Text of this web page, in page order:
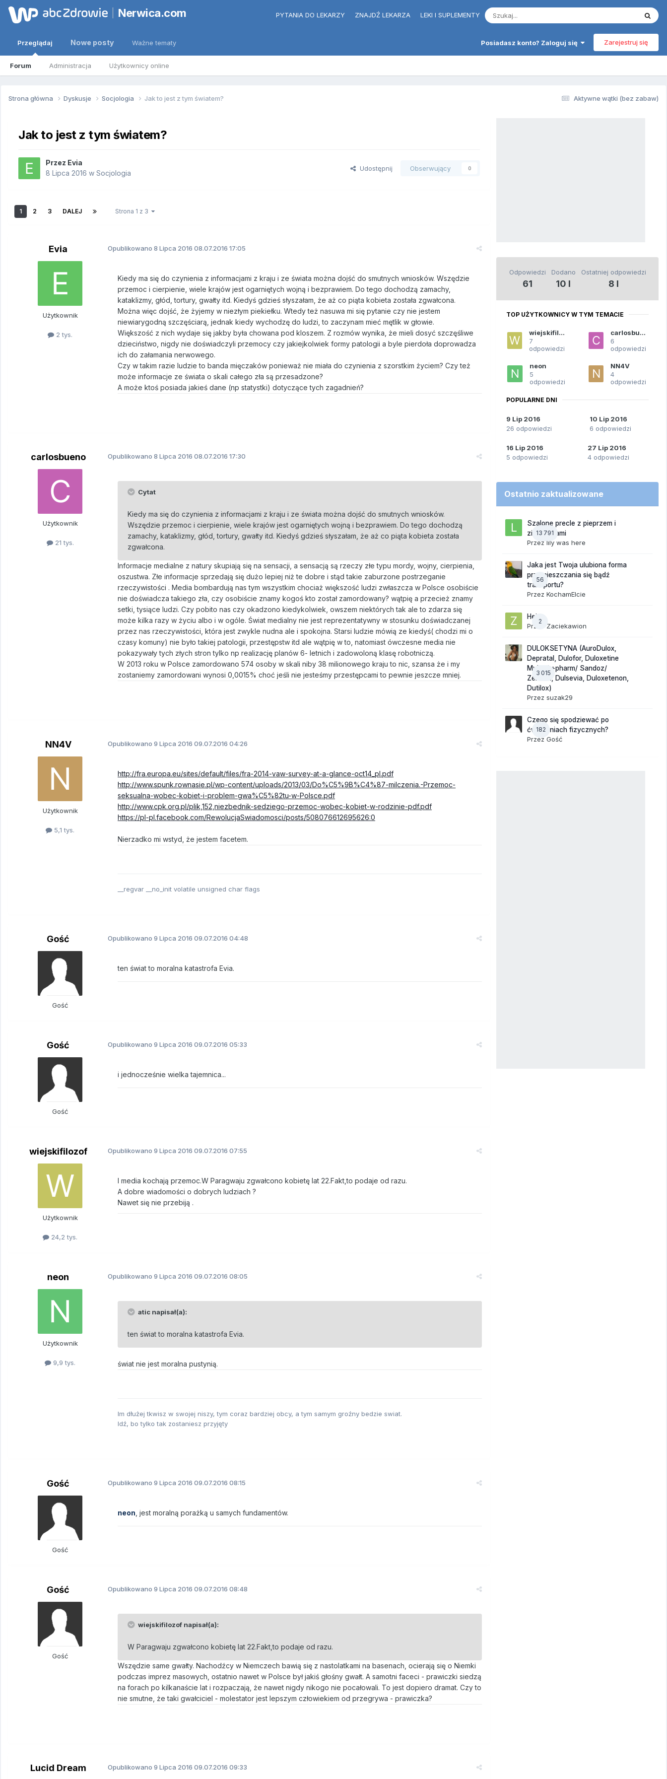
Nerwica.com PYTANIA DO LEKARZY ZNAJDŹ LEKARZA LEKI I SUPLEMENTY
Posiadasz konto? Zaloguj się Zarejestruj się
Przeglądaj
Forum Administracja Użytkownicy online
Nowe posty Ważne tematy
Aktywne wątki (bez zabaw)
Strona główna Dyskusje Socjologia Jak to jest z tym światem?
Jak to jest z tym światem?
Przez Evia
8 Lipca 2016 w Socjologia
Udostępnij Obserwujący 0
1 2 3 DALEJ Strona 1 z 3
Evia
Użytkownik
2 tys.
Opublikowano 8 Lipca 2016 08.07.2016 17:05
Kiedy ma się do czynienia z informacjami z kraju i ze świata można dojść do smutnych wniosków. Wszędzie
przemoc i cierpienie, wiele krajów jest ogarniętych wojną i bezprawiem. Do tego dochodzą zamachy,
kataklizmy, głód, tortury, gwałty itd. Kiedyś gdzieś słyszałam, że aż co piąta kobieta została zgwałcona.
Można więc dojść, że żyjemy w niezłym piekiełku. Wtedy też nasuwa mi się pytanie czy nie jestem
niewiarygodną szczęściarą, jednak kiedy wychodzę do ludzi, to zaczynam mieć mętlik w głowie.
Większość z nich wydaje się jakby była chowana pod kloszem. Z rozmów wynika, że mieli dosyć szczęśliwe
dzieciństwo, nigdy nie doświadczyli przemocy czy jakiejkolwiek formy patologii a byle pierdoła doprowadza
ich do załamania nerwowego.
Czy w takim razie ludzie to banda mięczaków ponieważ nie miała do czynienia z szorstkim życiem? Czy też
może informacje ze świata o skali całego zła są przesadzone?
A może ktoś posiada jakieś dane (np statystki) dotyczące tych zagadnień?
carlosbueno
Użytkownik
21 tys.
Opublikowano 8 Lipca 2016 08.07.2016 17:30
Cytat
Kiedy ma się do czynienia z informacjami z kraju i ze świata można dojść do smutnych wniosków.
Wszędzie przemoc i cierpienie, wiele krajów jest ogarniętych wojną i bezprawiem. Do tego dochodzą
zamachy, kataklizmy, głód, tortury, gwałty itd. Kiedyś gdzieś słyszałam, że aż co piąta kobieta została
zgwałcona.
Informacje medialne z natury skupiają się na sensacji, a sensacją są rzeczy złe typu mordy, wojny, cierpienia,
oszustwa. Złe informacje sprzedają się dużo lepiej niż te dobre i stąd takie zaburzone postrzeganie
rzeczywistości . Media bombardują nas tym wszystkim chociaż większość ludzi zwłaszcza w Polsce osobiście
nie doświadcza takiego zła, czy osobiście znamy kogoś kto został zamordowany? wątpię a przecież znamy
setki, tysiące ludzi. Czy pobito nas czy okadzono kiedykolwiek, owszem niektórych tak ale to zdarza się
może kilka razy w życiu albo i w ogóle. Świat medialny nie jest reprezentatywny w stosunku doświadczanej
przez nas rzeczywistości, która jest zwykle nudna ale i spokojna. Starsi ludzie mówią ze kiedyś( chodzi mi o
czasy komuny) nie było takiej patologii, przestępstw itd ale wątpię w to, natomiast ówczesne media nie
pokazywały tych złych stron tylko np realizację planów 6- letnich i zadowoloną klasę robotniczą.
W 2013 roku w Polsce zamordowano 574 osoby w skali niby 38 milionowego kraju to nic, szansa że i my
zostaniemy zamordowani wynosi 0,0015% choć jeśli nie jesteśmy przestępcami to pewnie jeszcze mniej.
NN4V
Użytkownik
5,1 tys.
Opublikowano 9 Lipca 2016 09.07.2016 04:26
http://fra.europa.eu/sites/default/files/fra-2014-vaw-survey-at-a-glance-oct14_pl.pdf
http://www.spunk.rownasie.pl/wp-content/uploads/2013/03/Do%C5%9B%C4%87-milczenia.-Przemoc-
seksualna-wobec-kobiet-i-problem-gwa%C5%82tu-w-Polsce.pdf
http://www.cpk.org.pl/plik,152,niezbednik-sedziego-przemoc-wobec-kobiet-w-rodzinie-pdf.pdf
https://pl-pl.facebook.com/RewolucjaSwiadomosci/posts/508076612695626:0
Nierzadko mi wstyd, że jestem facetem.
__regvar __no_init volatile unsigned char flags
Gość
Gość
Opublikowano 9 Lipca 2016 09.07.2016 04:48
ten świat to moralna katastrofa Evia.
Gość
Gość
Opublikowano 9 Lipca 2016 09.07.2016 05:33
i jednocześnie wielka tajemnica...
wiejskifilozof
Użytkownik
24,2 tys.
Opublikowano 9 Lipca 2016 09.07.2016 07:55
I media kochają przemoc.W Paragwaju zgwałcono kobietę lat 22.Fakt,to podaje od razu.
A dobre wiadomości o dobrych ludziach ?
Nawet się nie przebiją .
neon
Użytkownik
9,9 tys.
Opublikowano 9 Lipca 2016 09.07.2016 08:05
atic napisał(a):
ten świat to moralna katastrofa Evia.
świat nie jest moralna pustynią.
Im dłużej tkwisz w swojej niszy, tym coraz bardziej obcy, a tym samym groźny bedzie swiat.
Idź, bo tylko tak zostaniesz przyjęty
Gość
Gość
Opublikowano 9 Lipca 2016 09.07.2016 08:15
neon , jest moralną porażką u samych fundamentów.
Gość
Gość
Opublikowano 9 Lipca 2016 09.07.2016 08:48
wiejskifilozof napisał(a):
W Paragwaju zgwałcono kobietę lat 22.Fakt,to podaje od razu.
Wszędzie same gwałty. Nachodźcy w Niemczech bawią się z nastolatkami na basenach, ocierają się o Niemki
podczas imprez masowych, ostatnio nawet w Polsce był jakiś głośny gwałt. A samotni faceci - prawiczki siedzą
na forach po kilkanaście lat i rozpaczają, że nawet nigdy nikogo nie pocałowali. To jest dopiero dramat. Czy to
nie smutne, że taki gwałciciel - molestator jest lepszym człowiekiem od przegrywa - prawiczka?
Lucid Dream Opublikowano 9 Lipca 2016 09.07.2016 09:33
Odpowiedzi
61
Dodano
10 l
Ostatniej odpowiedzi
8 l
TOP UŻYTKOWNICY W TYM TEMACIE
wiejskifilozof
7
odpowiedzi
carlosbueno
6
odpowiedzi
neon
5
odpowiedzi
NN4V
4
odpowiedzi
POPULARNE DNI
9 Lip 2016
26 odpowiedzi
10 Lip 2016
6 odpowiedzi
16 Lip 2016
5 odpowiedzi
27 Lip 2016
4 odpowiedzi
Ostatnio zaktualizowane
13 791
Szalone precle z pieprzem i
ziemniakami
Przez lily was here
56
Jaka jest Twoja ulubiona forma
przemieszczania się bądź
transportu?
Przez KochamElcie
2
Hej
Przez Zaciekawion
3 015
DULOKSETYNA (AuroDulox,
Depratal, Dulofor, Duloxetine
Mylan/ +pharm/ Sandoz/
Zentiva, Dulsevia, Duloxetenon,
Dutilox)
Przez suzak29
182
Czego się spodziewać po
ćwiczeniach fizycznych?
Przez Gość